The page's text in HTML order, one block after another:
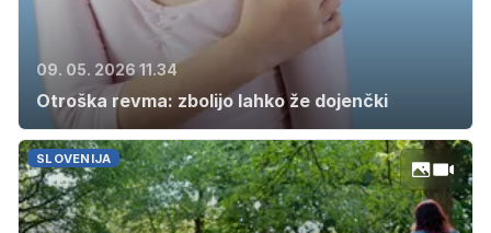
09. 05. 2026 11.34
Otroška revma: zbolijo lahko že dojenčki
SLOVENIJA